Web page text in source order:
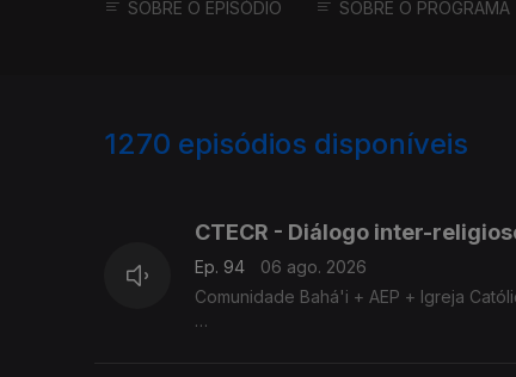
SOBRE O EPISÓDIO SOBRE O PROGRAMA
1270 episódios disponíveis
CTECR - Diálogo inter-
Ep. 94
06 ago. 2026
Comunidade Bahá'i + AEP + Igreja